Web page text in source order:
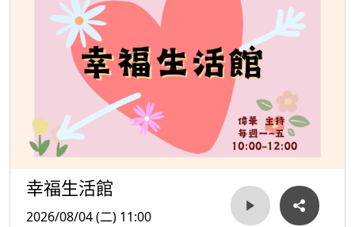
幸福生活館
2026/08/04 (二) 11:00